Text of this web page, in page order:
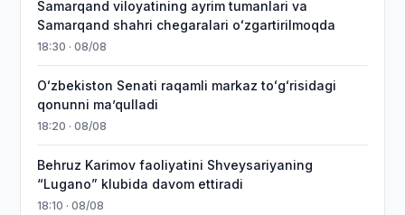
Samarqand viloyatining ayrim tumanlari va
Samarqand shahri chegaralari oʻzgartirilmoqda
18:30 · 08/08
Oʻzbekiston Senati raqamli markaz toʻgʻrisidagi
qonunni maʼqulladi
18:20 · 08/08
Behruz Karimov faoliyatini Shveysariyaning
“Lugano” klubida davom ettiradi
18:10 · 08/08